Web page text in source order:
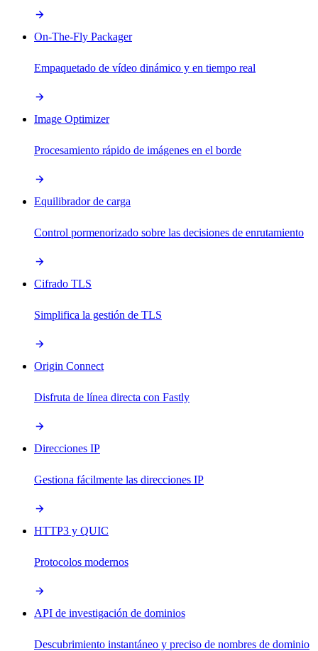
On-The-Fly Packager
Empaquetado de vídeo dinámico y en tiempo real
Image Optimizer
Procesamiento rápido de imágenes en el borde
Equilibrador de carga
Control pormenorizado sobre las decisiones de enrutamiento
Cifrado TLS
Simplifica la gestión de TLS
Origin Connect
Disfruta de línea directa con Fastly
Direcciones IP
Gestiona fácilmente las direcciones IP
HTTP3 y QUIC
Protocolos modernos
API de investigación de dominios
Descubrimiento instantáneo y preciso de nombres de dominio